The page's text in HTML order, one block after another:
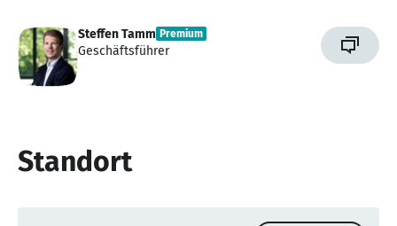
Steffen Tamm Premium
Geschäftsführer
Standort